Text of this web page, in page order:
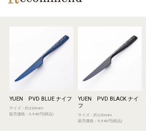
YUEN PVD BLUE ナイフ
サイズ：約220mm
販売価格：5,940円(税込)
YUEN PVD BLACK ナイ
フ
サイズ：約220mm
販売価格：5,940円(税込)